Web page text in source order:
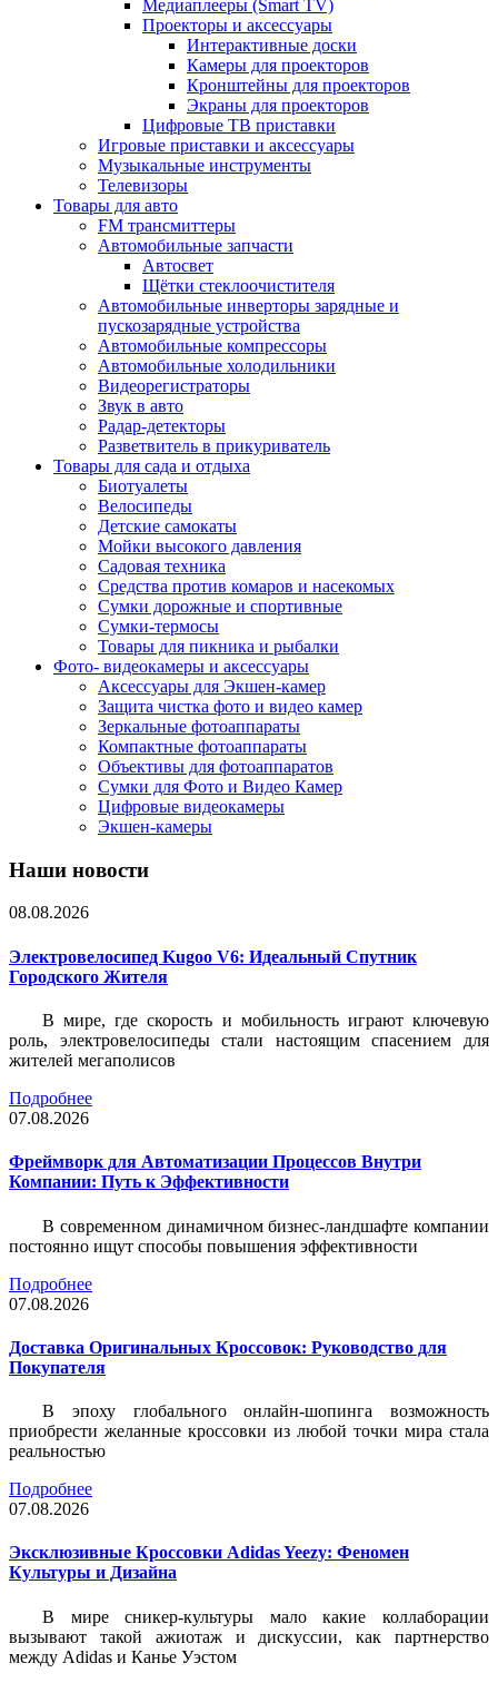
Медиаплееры (Smart TV)
Проекторы и аксессуары
Интерактивные доски
Камеры для проекторов
Кронштейны для проекторов
Экраны для проекторов
Цифровые ТВ приставки
Игровые приставки и аксессуары
Музыкальные инструменты
Телевизоры
Товары для авто
FM трансмиттеры
Автомобильные запчасти
Автосвет
Щётки стеклоочистителя
Автомобильные инверторы зарядные и
пускозарядные устройства
Автомобильные компрессоры
Автомобильные холодильники
Видеорегистраторы
Звук в авто
Радар-детекторы
Разветвитель в прикуриватель
Товары для сада и отдыха
Биотуалеты
Велосипеды
Детские самокаты
Мойки высокого давления
Садовая техника
Средства против комаров и насекомых
Сумки дорожные и спортивные
Сумки-термосы
Товары для пикника и рыбалки
Фото- видеокамеры и аксессуары
Аксессуары для Экшен-камер
Защита чистка фото и видео камер
Зеркальные фотоаппараты
Компактные фотоаппараты
Объективы для фотоаппаратов
Сумки для Фото и Видео Камер
Цифровые видеокамеры
Экшен-камеры
Наши новости
08.08.2026
Электровелосипед Kugoo V6: Идеальный Спутник
Городского Жителя
В мире, где скорость и мобильность играют ключевую
роль, электровелосипеды стали настоящим спасением для
жителей мегаполисов
Подробнее
07.08.2026
Фреймворк для Автоматизации Процессов Внутри
Компании: Путь к Эффективности
В современном динамичном бизнес-ландшафте компании
постоянно ищут способы повышения эффективности
Подробнее
07.08.2026
Доставка Оригинальных Кроссовок: Руководство для
Покупателя
В эпоху глобального онлайн-шопинга возможность
приобрести желанные кроссовки из любой точки мира стала
реальностью
Подробнее
07.08.2026
Эксклюзивные Кроссовки Adidas Yeezy: Феномен
Культуры и Дизайна
В мире сникер-культуры мало какие коллаборации
вызывают такой ажиотаж и дискуссии, как партнерство
между Adidas и Канье Уэстом